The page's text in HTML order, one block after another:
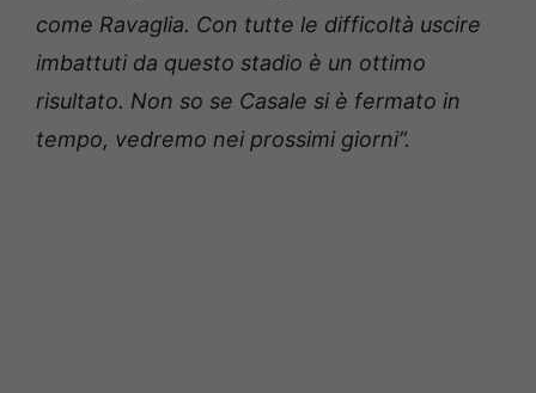
come Ravaglia. Con tutte le difficoltà uscire
imbattuti da questo stadio è un ottimo
risultato. Non so se Casale si è fermato in
tempo, vedremo nei prossimi giorni”.